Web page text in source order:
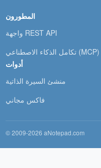
المطورون
واجهة REST API
تكامل الذكاء الاصطناعي (MCP)
أدوات
منشئ السيرة الذاتية
فاكس مجاني
© 2009-2026 aNotepad.com